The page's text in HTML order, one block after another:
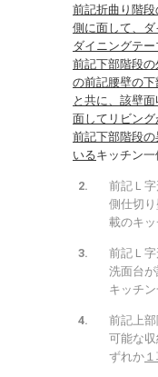
前記折曲り階
側に面して、
ダイニングテー
前記下部階段
の前記腰壁の
と共に、該壁
面してリビング
前記下部階段
いるキッチン一
前記Ｌ
側仕切
載のキッ
前記Ｌ字
洗面台
キッチン
前記上
可能な
ずれか